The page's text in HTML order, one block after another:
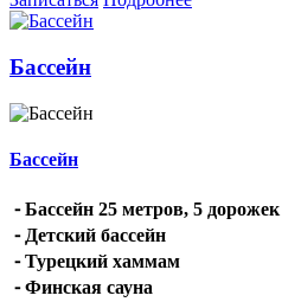
Бассейн
Бассейн
⁃ Бассейн 25 метров, 5 дорожек
⁃ Детский бассейн
⁃ Турецкий хаммам
⁃ Финская сауна